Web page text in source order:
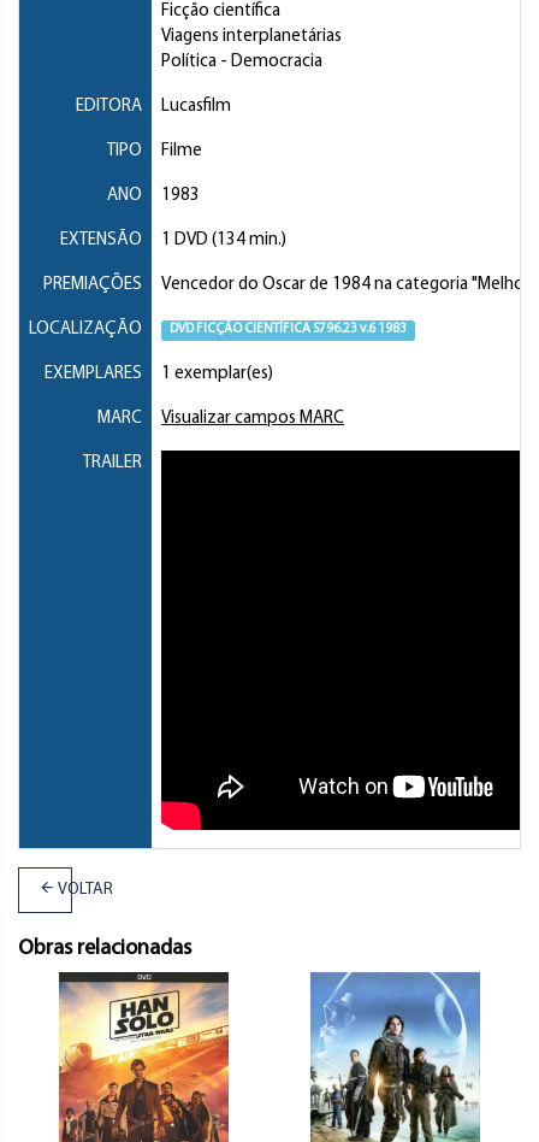
Ficção científica
Viagens interplanetárias
Política - Democracia
EDITORA Lucasfilm
TIPO Filme
ANO 1983
EXTENSÃO 1 DVD (134 min.)
PREMIAÇÕES Vencedor do Oscar de 1984 na categoria
LOCALIZAÇÃO DVD FICÇÃO CIENTÍFICA S796.23 v.6 1983
EXEMPLARES 1 exemplar(es)
MARC Visualizar campos MARC
TRAILER
VOLTAR
Obras relacionadas